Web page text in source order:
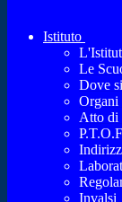
Istituto
Le
Dove
Organi
Atto di
Invalsi